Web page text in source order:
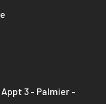
Appt 3 - Palmier -